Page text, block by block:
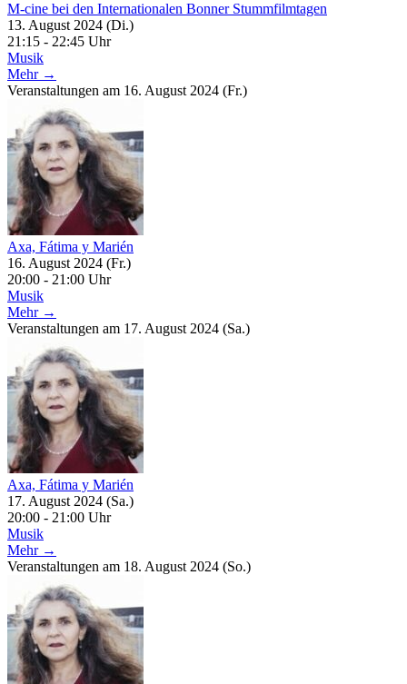
M-cine bei den Internationalen Bonner Stummfilmtagen
13. August 2024 (Di.)
21:15 - 22:45 Uhr
Musik
Mehr →
Veranstaltungen am 16. August 2024 (Fr.)
Axa, Fátima y Marién
16. August 2024 (Fr.)
20:00 - 21:00 Uhr
Musik
Mehr →
Veranstaltungen am 17. August 2024 (Sa.)
Axa, Fátima y Marién
17. August 2024 (Sa.)
20:00 - 21:00 Uhr
Musik
Mehr →
Veranstaltungen am 18. August 2024 (So.)